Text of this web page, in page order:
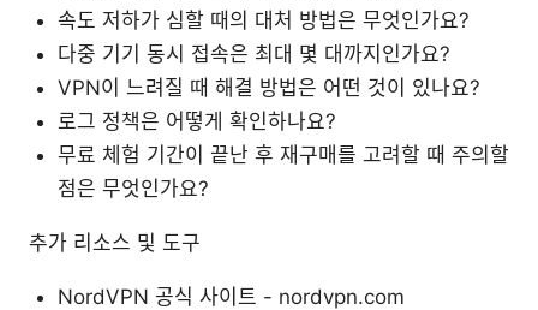
속도 저하가 심할 때의 대처 방법은 무엇인가요?
다중 기기 동시 접속은 최대 몇 대까지인가요?
VPN이 느려질 때 해결 방법은 어떤 것이 있나요?
로그 정책은 어떻게 확인하나요?
무료 체험 기간이 끝난 후 재구매를 고려할 때 주의할
점은 무엇인가요?
추가 리소스 및 도구
NordVPN 공식 사이트 - nordvpn.com